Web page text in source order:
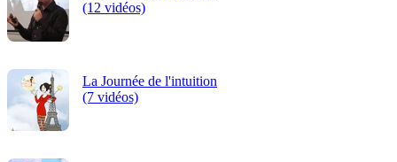
(12 vidéos)
La Journée de l'intuition
(7 vidéos)